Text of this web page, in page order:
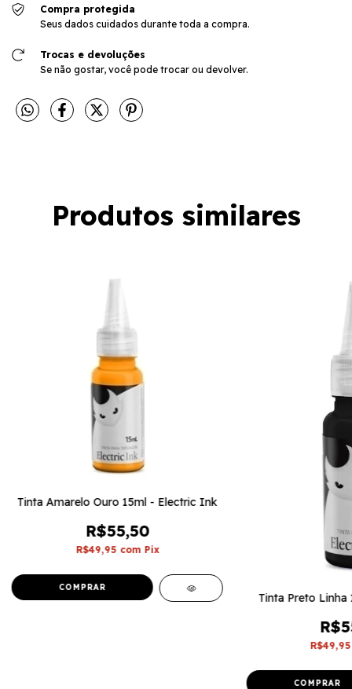
Compra protegida
Seus dados cuidados durante toda a compra.
Trocas e devoluções
Se não gostar, você pode trocar ou devolver.
Produtos similares
Tinta Amarelo Ouro 15ml - Electric Ink
R$55,50
R$49,95 com Pix
Tinta Preto